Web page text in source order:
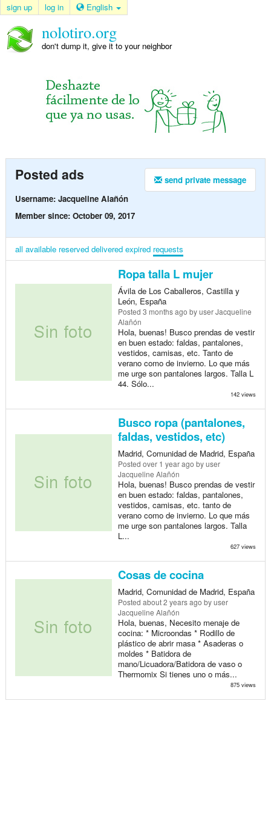
sign up log in English
nolotiro.org
don't dump it, give it to your neighbor
send private message
Posted ads
Username: Jacqueline Alañón
Member since: October 09, 2017
all available reserved delivered expired requests
Ropa talla L mujer
Ávila de Los Caballeros, Castilla y
León, España
Posted 3 months ago by user Jacqueline
Alañón
Hola, buenas! Busco prendas de vestir
en buen estado: faldas, pantalones,
vestidos, camisas, etc. Tanto de
verano como de invierno. Lo que más
me urge son pantalones largos. Talla L
44. Sólo...
142 views
Busco ropa (pantalones,
faldas, vestidos, etc)
Madrid, Comunidad de Madrid, España
Posted over 1 year ago by user
Jacqueline Alañón
Hola, buenas! Busco prendas de vestir
en buen estado: faldas, pantalones,
vestidos, camisas, etc. tanto de
verano como de invierno. Lo que más
me urge son pantalones largos. Talla
L...
627 views
Cosas de cocina
Madrid, Comunidad de Madrid, España
Posted about 2 years ago by user
Jacqueline Alañón
Hola, buenas, Necesito menaje de
cocina: * Microondas * Rodillo de
plástico de abrir masa * Asaderas o
moldes * Batidora de
mano/Licuadora/Batidora de vaso o
Thermomix Si tienes uno o más...
875 views